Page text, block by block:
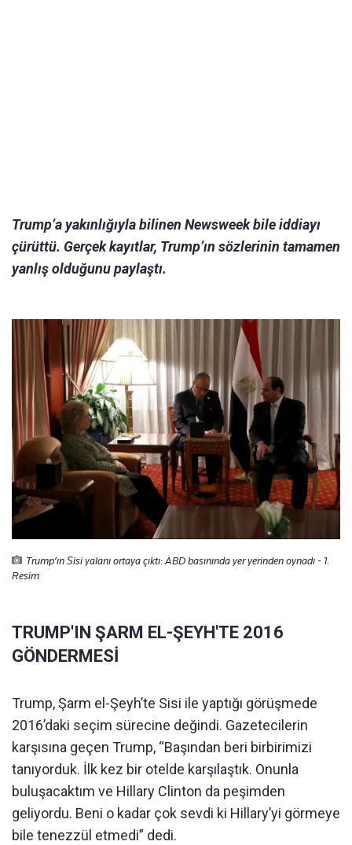
Trump’a yakınlığıyla bilinen Newsweek bile iddiayı
çürüttü. Gerçek kayıtlar, Trump’ın sözlerinin tamamen
yanlış olduğunu paylaştı.
Trump’ın Sisi yalanı ortaya çıktı: ABD basınında yer yerinden oynadı - 1.
Resim
TRUMP'IN ŞARM EL-ŞEYH'TE 2016
GÖNDERMESİ
Trump, Şarm el-Şeyh’te Sisi ile yaptığı görüşmede
2016’daki seçim sürecine değindi. Gazetecilerin
karşısına geçen Trump, “Başından beri birbirimizi
tanıyorduk. İlk kez bir otelde karşılaştık. Onunla
buluşacaktım ve Hillary Clinton da peşimden
geliyordu. Beni o kadar çok sevdi ki Hillary’yi görmeye
bile tenezzül etmedi” dedi.